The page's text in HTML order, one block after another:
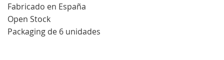
Fabricado en España
Open Stock
Packaging de 6 unidades